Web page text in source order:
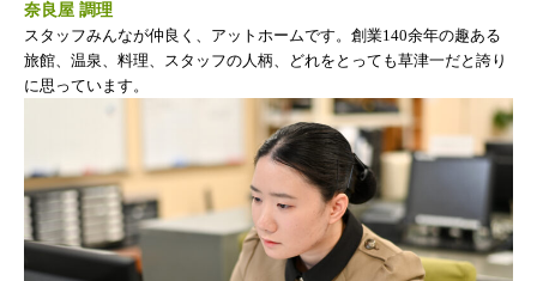
奈良屋 調理
スタッフみんなが仲良く、アットホームです。創業140余年の趣ある
旅館、温泉、料理、スタッフの人柄、どれをとっても草津一だと誇り
に思っています。